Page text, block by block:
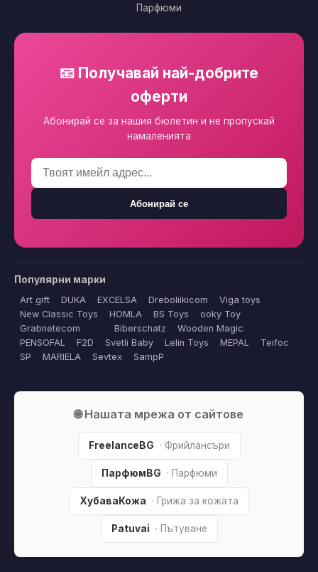
Парфюми
📧 Получавай най-добрите
оферти
Абонирай се за нашия бюлетин и не пропускай
намаленията
Абонирай се
Популярни марки
Art gift DUKA EXCELSA Dreboliikicom
Viga toys
New Classic Toys
HOMLA BS Toys
ooky Toy
Grabnetecom
Biberschatz
Wooden Magic
PENSOFAL
F2D Svetli Baby Lelin Toys MEPAL
Teifoc
SP
MARIELA Sevtex SampP
🌐 Нашата мрежа от сайтове
FreelanceBG · Фрийлансъри
ПарфюмBG · Парфюми
ХубаваКожа · Грижа за кожата
Patuvai · Пътуване